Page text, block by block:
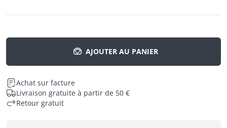
AJOUTER AU PANIER
Achat sur facture
Livraison gratuite à partir de 50 €
Retour gratuit